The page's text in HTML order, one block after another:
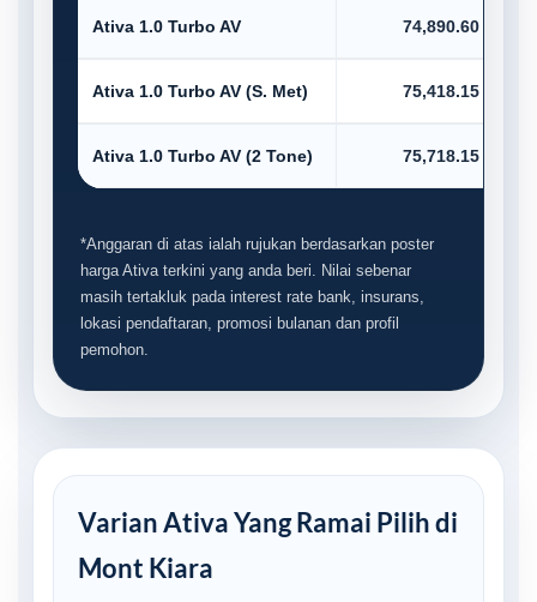
Ativa 1.0 Turbo AV 74,890.60
Ativa 1.0 Turbo AV (S. Met) 75,418.15
Ativa 1.0 Turbo AV (2 Tone) 75,718.15
*Anggaran di atas ialah rujukan berdasarkan poster
harga Ativa terkini yang anda beri. Nilai sebenar
masih tertakluk pada interest rate bank, insurans,
lokasi pendaftaran, promosi bulanan dan profil
pemohon.
Varian Ativa Yang Ramai Pilih di
Mont Kiara